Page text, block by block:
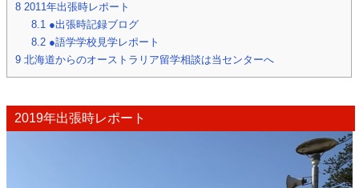
8 2011年出張時レポート
8.1 ●出張時記録ブログ
8.2 ●語学学校見学レポート
9 北海道からのオーストラリア留学相談は当センターへ
2019年出張時レポート